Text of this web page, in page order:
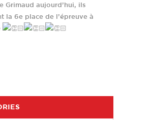
Grimaud aujourd’hui, ils
la 6e place de l’épreuve à